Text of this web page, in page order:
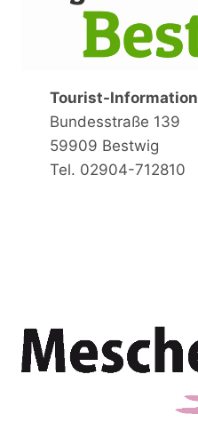
Tourist-Information
Bundesstraße 139
59909 Bestwig
Tel. 02904-712810